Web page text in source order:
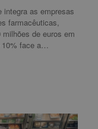
integra as empresas
farmacêuticas,
de euros em
10% face a…